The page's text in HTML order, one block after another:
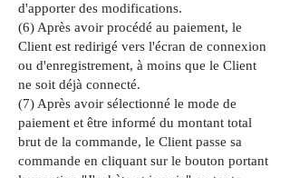
d'apporter des modifications.
(6) Après avoir procédé au paiement, le
Client est redirigé vers l'écran de connexion
ou d'enregistrement, à moins que le Client
ne soit déjà connecté.
(7) Après avoir sélectionné le mode de
paiement et être informé du montant total
brut de la commande, le Client passe sa
commande en cliquant sur le bouton portant